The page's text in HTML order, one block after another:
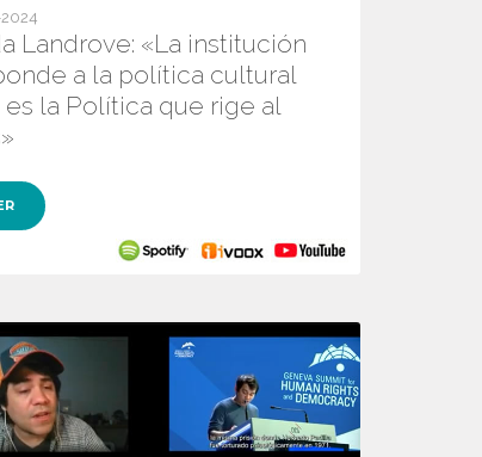
Landrove: «La institución
a la política cultural
es la Política que rige al